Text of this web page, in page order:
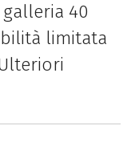
40
limitata